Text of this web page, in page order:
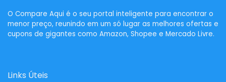
O Compare Aqui é o seu portal inteligente para encontrar o
menor preço, reunindo em um só lugar as melhores ofertas e
cupons de gigantes como Amazon, Shopee e Mercado Livre.
Links Úteis